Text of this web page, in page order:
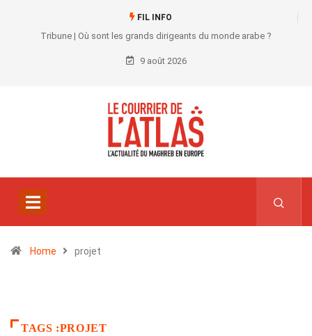
FIL INFO
Tribune | Où sont les grands dirigeants du monde arabe ?
9 août 2026
Home projet
TAGS :PROJET